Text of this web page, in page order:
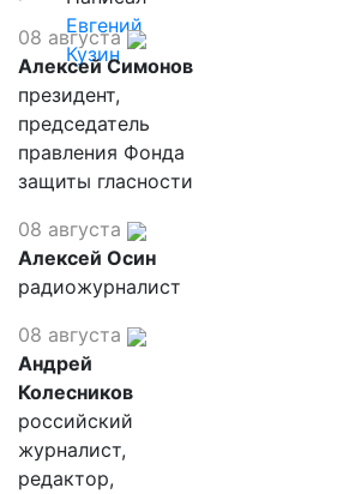
Евгений
Кузин
08 августа
Алексей Симонов
президент,
председатель
правления Фонда
защиты гласности
08 августа
Алексей Осин
радиожурналист
08 августа
Андрей
Колесников
российский
журналист,
редактор,